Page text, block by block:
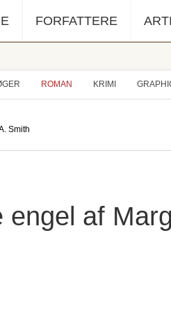
FORFATTERE
ROMAN KRIMI
Smith
engel af